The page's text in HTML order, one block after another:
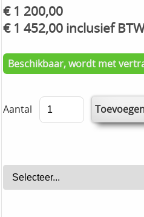
€ 1 200,00
€ 1 452,00 inclusief BTW
Beschikbaar, wordt met
Aantal